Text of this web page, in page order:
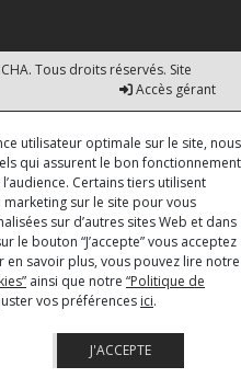
Tous droits réservés. Site
Accès gérant
utilisateur optimale sur le site, nous
qui assurent le bon fonctionnement
Certains tiers utilisent
sur le site pour vous
sur d’autres sites Web et dans
le bouton “J’accepte” vous acceptez
en savoir plus, vous pouvez lire notre
ainsi que notre “Politique de
vos préférences ici.
J'ACCEPTE